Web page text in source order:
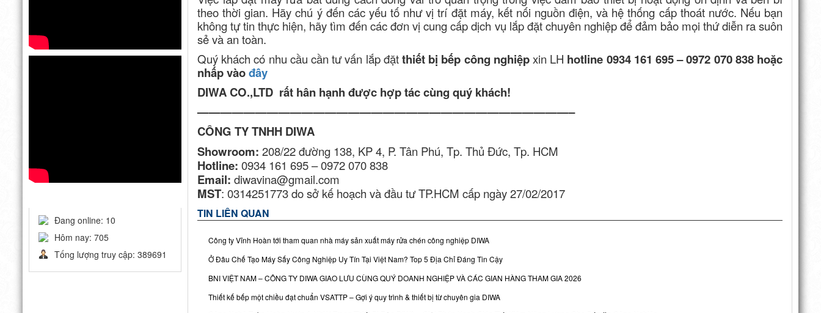
Đang online: 10
Hôm nay: 705
Tống lượng truy cập: 389691
theo thời gian. Hãy chú ý đến các yếu tố như vị trí đặt máy, kết nối nguồn điện, và hệ thống cấp thoát nước. Nếu bạn
không tự tin thực hiện, hãy tìm đến các đơn vị cung cấp dịch vụ lắp đặt chuyên nghiệp để đảm bảo mọi thứ diễn ra suôn
sẻ và an toàn.
Quý khách có nhu cầu cần tư vấn lắp đặtthiết bị bếp công nghiệpxin LH hotline 0934 161 695 – 0972 070 838 hoặc
nhấp vàođây
DIWA CO.,LTD rất hân hạnh được hợp tác cùng quý khách!
————————————————————————————————–
CÔNG TY TNHH DIWA
Showroom: 208/22 đường 138, KP 4, P. Tân Phú, Tp. Thủ Đức, Tp. HCM
Hotline: 0934 161 695 – 0972 070 838
Email: diwavina@gmail.com
MST: 0314251773 do sở kế hoạch và đầu tư TP.HCM cấp ngày 27/02/2017
TIN LIÊN QUAN
Công ty Vĩnh Hoàn tới tham quan nhà máy sản xuất máy rửa chén công nghiệp DIWA
Ở Đâu Chế Tạo Máy Sấy Công Nghiệp Uy Tín Tại Việt Nam? Top 5 Địa Chỉ Đáng Tin Cậy
BNI VIỆT NAM – CÔNG TY DIWA GIAO LƯU CÙNG QUÝ DOANH NGHIỆP VÀ CÁC GIAN HÀNG THAM GIA 2026
Thiết kế bếp một chiều đạt chuẩn VSATTP – Gợi ý quy trình & thiết bị từ chuyên gia DIWA